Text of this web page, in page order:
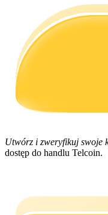
Strategie handlowe
Utwórz i zweryfikuj swoje
dostęp do handlu Telcoin.